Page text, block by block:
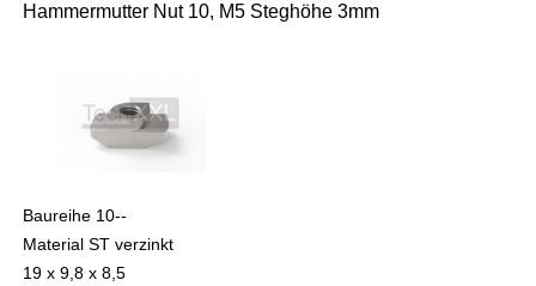
Hammermutter Nut 10, M5 Steghöhe 3mm
Baureihe 10--
Material ST verzinkt
19 x 9,8 x 8,5